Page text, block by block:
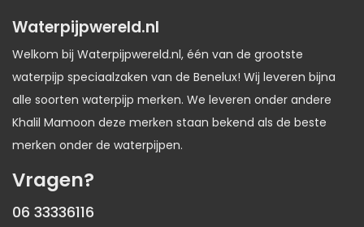
Waterpijpwereld.nl
Welkom bij Waterpijpwereld.nl, één van de grootste
waterpijp speciaalzaken van de Benelux! Wij leveren bijna
alle soorten waterpijp merken. We leveren onder andere
Khalil Mamoon deze merken staan bekend als de beste
merken onder de waterpijpen.
Vragen?
06 33336116